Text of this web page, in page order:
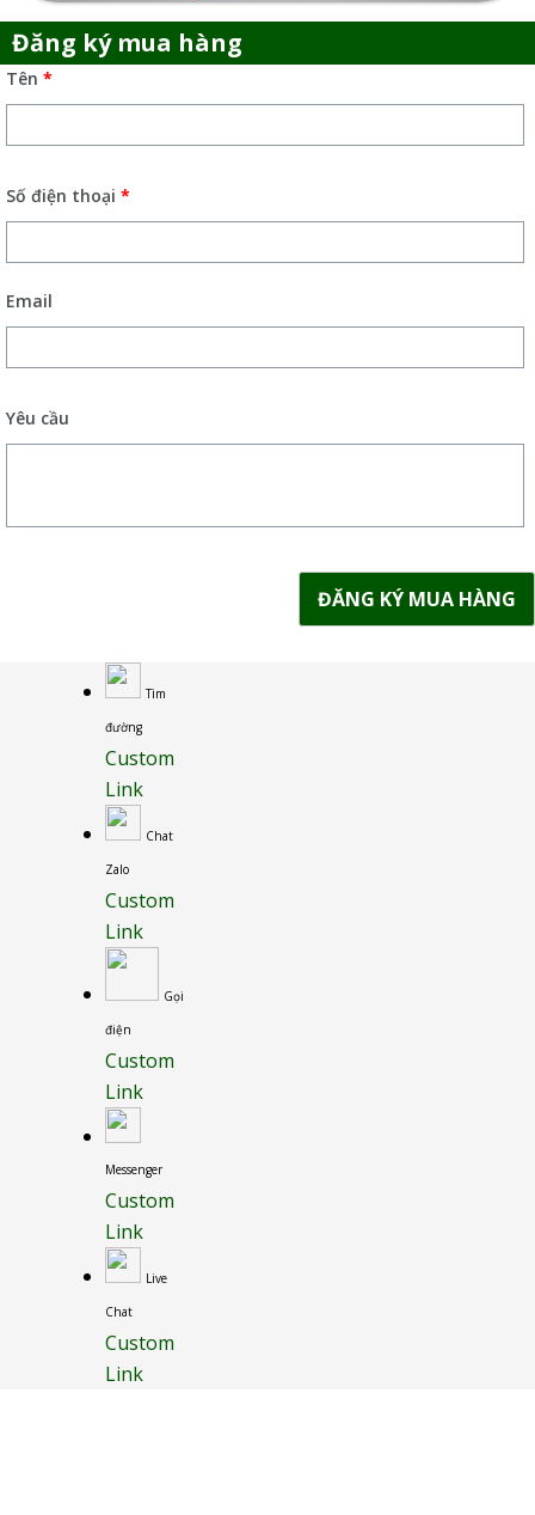
Đăng ký mua hàng
Tên *
Số điện thoại *
Email
Yêu cầu
ĐĂNG KÝ MUA HÀNG
Tìm
đường
Custom
Link
Chat
Zalo
Custom
Link
Gọi
điện
Custom
Link
Messenger
Custom
Link
Live
Chat
Custom
Link